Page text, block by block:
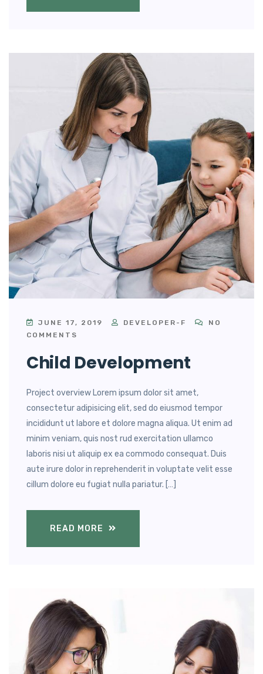
JUNE 17, 2019 DEVELOPER-F
NO
COMMENTS
Child Development
Project overview Lorem ipsum dolor sit amet,
consectetur adipisicing elit, sed do eiusmod tempor
incididunt ut labore et dolore magna aliqua. Ut enim ad
minim veniam, quis nost rud exercitation ullamco
laboris nisi ut aliquip ex ea commodo consequat. Duis
aute irure dolor in reprehenderit in voluptate velit esse
cillum dolore eu fugiat nulla pariatur. […]
READ MORE